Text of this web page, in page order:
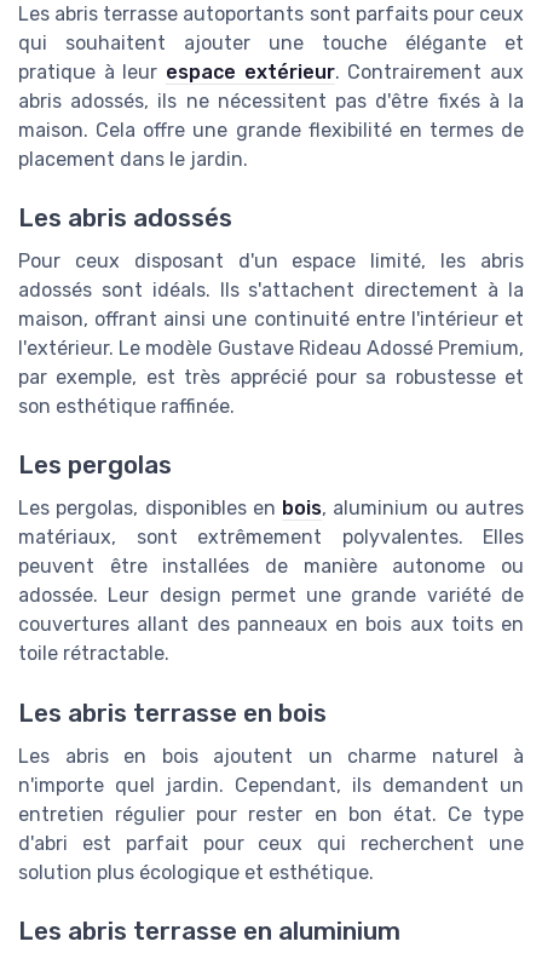
Les abris terrasse autoportants sont parfaits pour ceux
qui souhaitent ajouter une touche élégante et
pratique à leur espace extérieur. Contrairement aux
abris adossés, ils ne nécessitent pas d'être fixés à la
maison. Cela offre une grande flexibilité en termes de
placement dans le jardin.
Les abris adossés
Pour ceux disposant d'un espace limité, les abris
adossés sont idéals. Ils s'attachent directement à la
maison, offrant ainsi une continuité entre l'intérieur et
l'extérieur. Le modèle Gustave Rideau Adossé Premium,
par exemple, est très apprécié pour sa robustesse et
son esthétique raffinée.
Les pergolas
Les pergolas, disponibles en bois, aluminium ou autres
matériaux, sont extrêmement polyvalentes. Elles
peuvent être installées de manière autonome ou
adossée. Leur design permet une grande variété de
couvertures allant des panneaux en bois aux toits en
toile rétractable.
Les abris terrasse en bois
Les abris en bois ajoutent un charme naturel à
n'importe quel jardin. Cependant, ils demandent un
entretien régulier pour rester en bon état. Ce type
d'abri est parfait pour ceux qui recherchent une
solution plus écologique et esthétique.
Les abris terrasse en aluminium